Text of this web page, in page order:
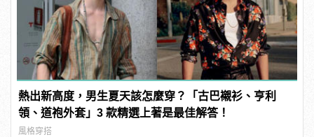
熱出新高度，男生夏天該怎麼穿？「古巴襯衫、亨利
領、道袍外套」3 款精選上著是最佳解答！
風格穿搭